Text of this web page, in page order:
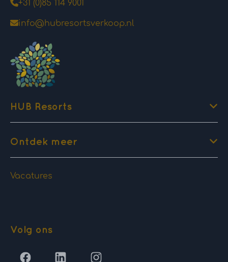
+31 (0)85 114 9001
info@hubresortsverkoop.nl
HUB Resorts
Ontdek meer
Vacatures
Volg ons